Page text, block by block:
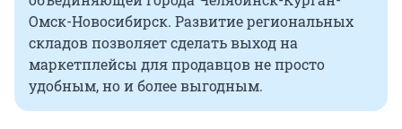
Омск-Новосибирск. Развитие региональных
складов позволяет сделать выход на
маркетплейсы для продавцов не просто
удобным, но и более выгодным.